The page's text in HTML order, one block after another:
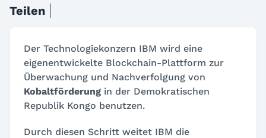
Teilen
Der Technologiekonzern IBM wird eine
eigenentwickelte Blockchain-Plattform zur
Überwachung und Nachverfolgung von
Kobaltförderung in der Demokratischen
Republik Kongo benutzen.
Durch diesen Schritt weitet IBM die